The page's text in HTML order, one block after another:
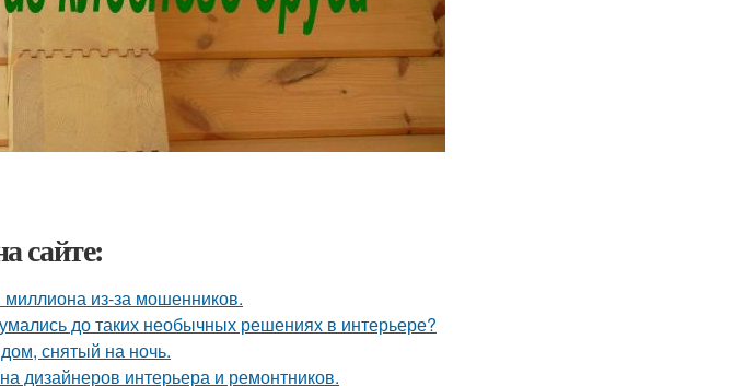
сайте:
из-за мошенников.
до таких необычных решениях в интерьере?
снятый на ночь.
дизайнеров интерьера и ремонтников.